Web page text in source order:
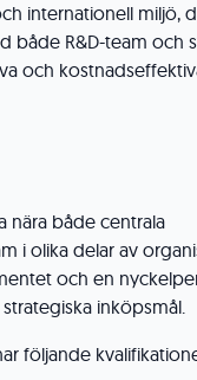
internationell miljö,
både R&D-team och
och
nära både centrala
i olika delar av
och en
inköpsmål.
följande